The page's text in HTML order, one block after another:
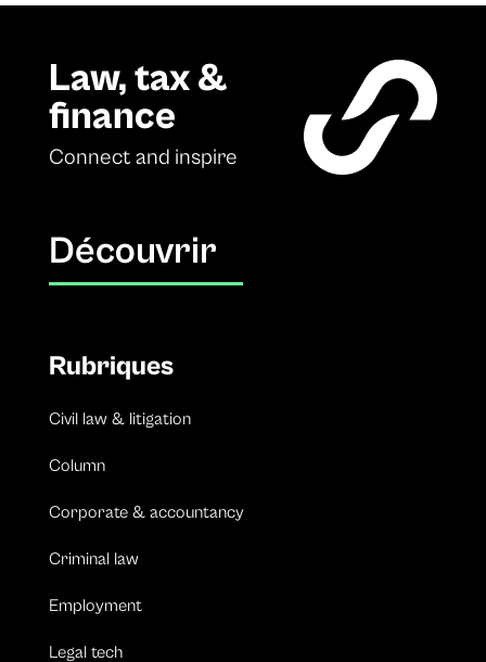
Law, tax &
finance
Connect and inspire
Découvrir
Rubriques
Civil law & litigation
Column
Corporate & accountancy
Criminal law
Employment
Legal tech